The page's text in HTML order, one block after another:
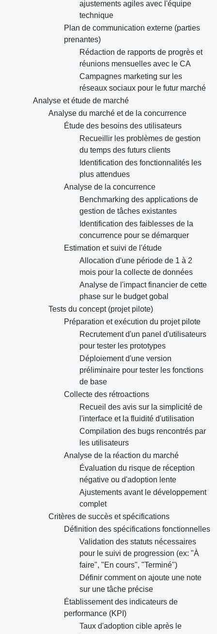
ajustements agiles avec l'équipe
technique
Plan de communication externe (parties
prenantes)
Rédaction de rapports de progrès et
réunions mensuelles avec le CA
Campagnes marketing sur les
réseaux sociaux pour le futur marché
Analyse et étude de marché
Analyse du marché et de la concurrence
Étude des besoins des utilisateurs
Recueillir les problèmes de gestion
du temps des futurs clients
Identification des fonctionnalités les
plus attendues
Analyse de la concurrence
Benchmarking des applications de
gestion de tâches existantes
Identification des faiblesses de la
concurrence pour se démarquer
Estimation et suivi de l'étude
Allocation d'une période de 1 à 2
mois pour la collecte de données
Analyse de l'impact financier de cette
phase sur le budget gobal
Tests du concept (projet pilote)
Préparation et exécution du projet pilote
Recrutement d'un panel d'utilisateurs
pour tester les prototypes
Déploiement d'une version
préliminaire pour tester les fonctions
de base
Collecte des rétroactions
Recueil des avis sur la simplicité de
l'interface et la fluidité d'utilisation
Compilation des bugs rencontrés par
les utilisateurs
Analyse de la réaction du marché
Évaluation du risque de réception
négative ou d'adoption lente
Ajustements avant le développement
complet
Critères de succès et spécifications
Définition des spécifications fonctionnelles
Validation des statuts nécessaires
pour le suivi de progression (ex: "À
faire", "En cours", "Terminé")
Définir comment on ajoute une note
sur une tâche précise
Établissement des indicateurs de
performance (KPI)
Taux d'adoption cible après le